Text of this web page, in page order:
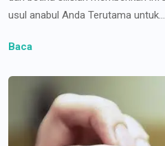
usul anabul Anda Terutama untuk...
Baca